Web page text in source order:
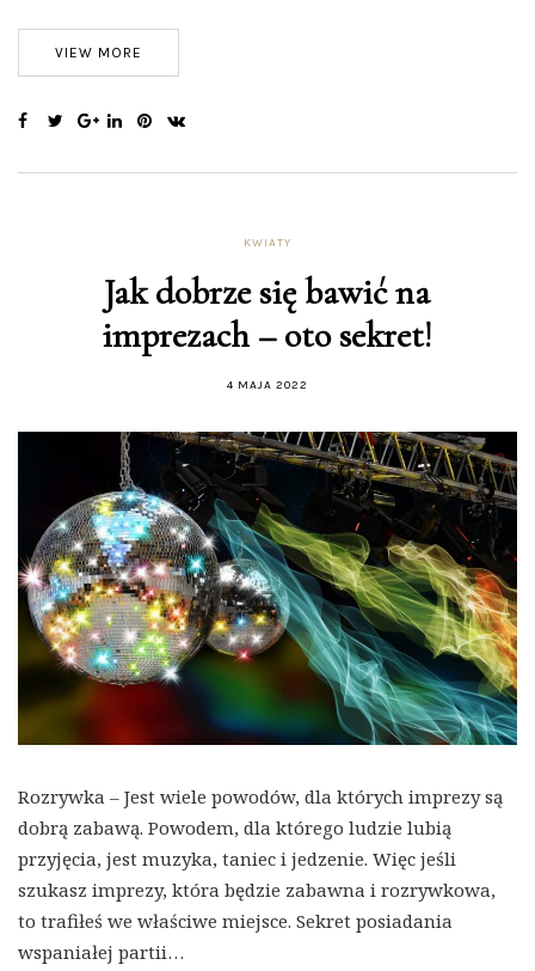
VIEW MORE
KWIATY
Jak dobrze się bawić na
imprezach – oto sekret!
4 MAJA 2022
Rozrywka – Jest wiele powodów, dla których imprezy są
dobrą zabawą. Powodem, dla którego ludzie lubią
przyjęcia, jest muzyka, taniec i jedzenie. Więc jeśli
szukasz imprezy, która będzie zabawna i rozrywkowa,
to trafiłeś we właściwe miejsce. Sekret posiadania
wspaniałej partii…